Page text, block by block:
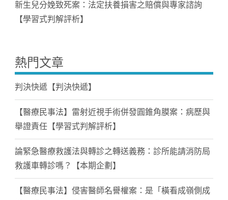
新生兒分娩致死案：法定扶養損害之賠償與專家諮詢
【學習式判解評析】
熱門文章
判決快遞【判決快遞】
【醫療民事法】雷射近視手術併發圓錐角膜案：病歷與
舉證責任【學習式判解評析】
論緊急醫療救護法與轉診之轉送義務：診所能請消防局
救護車轉診嗎？【本期企劃】
【醫療民事法】侵害醫師名譽權案：是「橫看成嶺側成